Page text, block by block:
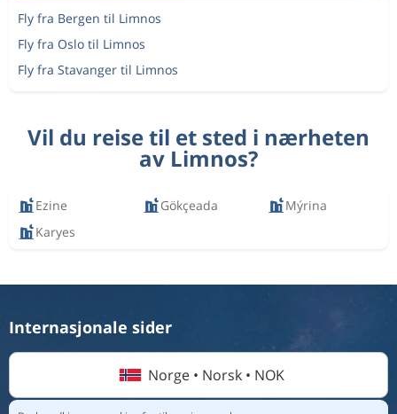
Fly fra Bergen til Limnos
Fly fra Oslo til Limnos
Fly fra Stavanger til Limnos
Vil du reise til et sted i nærheten
av Limnos?
Ezine Gökçeada
Mýrina
Karyes
Internasjonale sider
Norge • Norsk • NOK